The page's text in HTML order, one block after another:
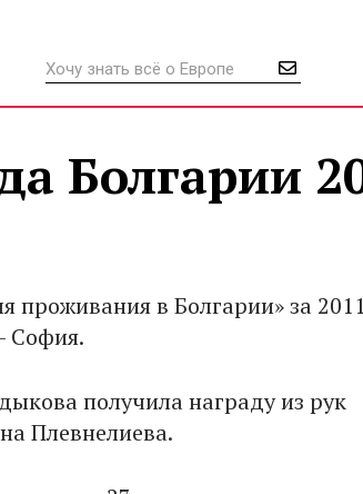
Болгарии
в Болгарии» за
София.
получила награду из рук
Плевнелиева.